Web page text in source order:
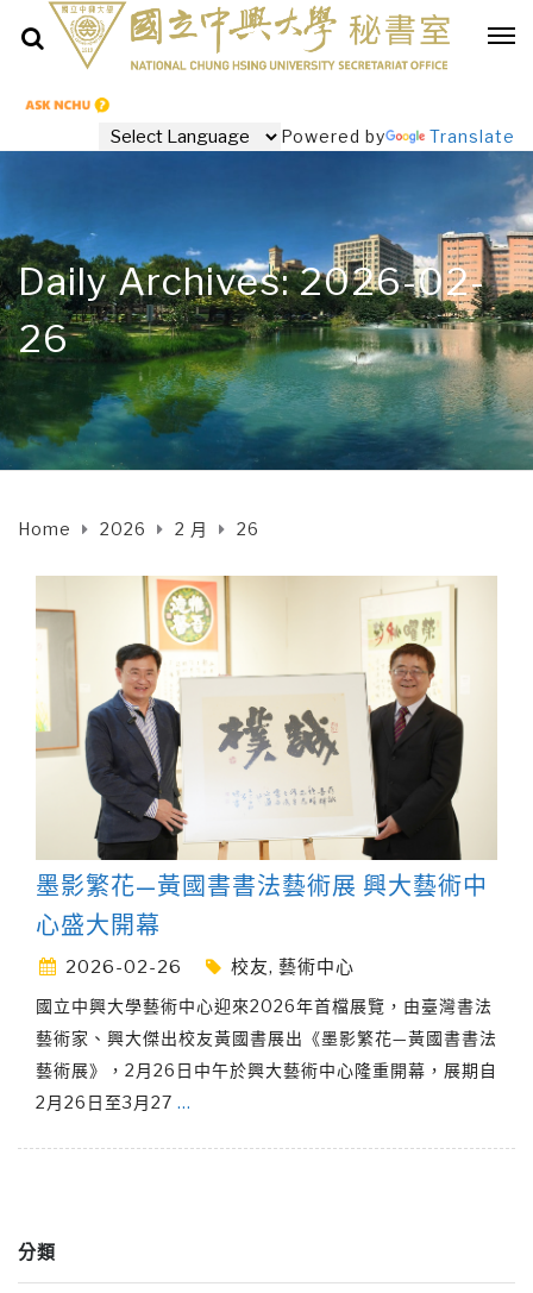
Powered by Translate
Daily Archives: 2026-02-
26
Home 2026 2 月 26
墨影繁花—黃國書書法藝術展 興大藝術中
心盛大開幕
2026-02-26 校友, 藝術中心
國立中興大學藝術中心迎來2026年首檔展覽，由臺灣書法
藝術家、興大傑出校友黃國書展出《墨影繁花—黃國書書法
藝術展》，2月26日中午於興大藝術中心隆重開幕，展期自
2月26日至3月27 …
分類